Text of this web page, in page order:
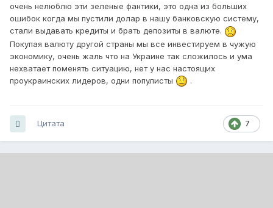
очень нелюблю эти зеленые фантики, это одна из больших
ошибок когда мы пустили долар в нашу банковскую систему,
стали выдавать кредиты и брать депозиты в валюте.
Покупая валюту другой страны мы все инвестируем в чужую
экономику, очень жаль что на Украине так сложилось и ума
нехватает поменять ситуацию, нет у нас настоящих
проукраинских лидеров, одни популисты
.
7
Цитата